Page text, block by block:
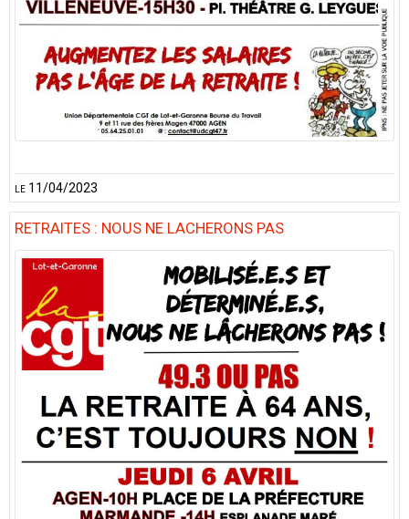
le 11/04/2023
RETRAITES : NOUS NE LACHERONS PAS